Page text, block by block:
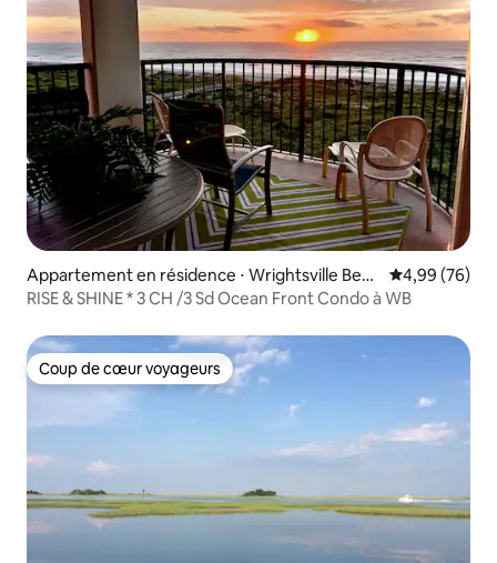
Appartement en résidence ⋅ Wrightsville Beac
h
Évaluation
4,99 (76)
RISE & SHINE * 3 CH /3 Sd Ocean Front Condo à WB
Coup de cœur voyageurs
Coup de cœur voyageurs